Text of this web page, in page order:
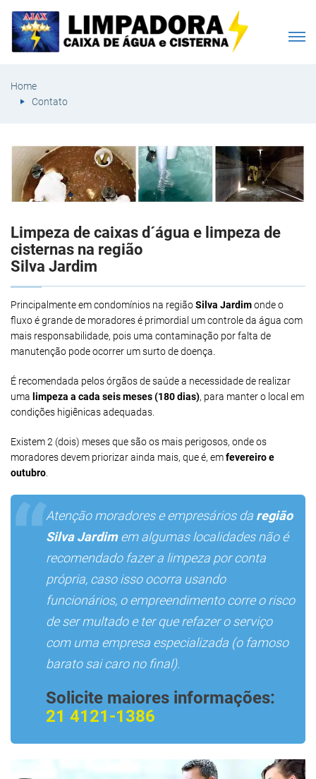
Home
Contato
Limpeza de caixas d´água e limpeza de
cisternas na região
Silva Jardim
Principalmente em condomínios na regiãoSilva Jardimonde o
fluxo é grande de moradores é primordial um controle da água com
mais responsabilidade, pois uma contaminação por falta de
manutenção pode ocorrer um surto de doença.
É recomendada pelos órgãos de saúde a necessidade de realizar
uma limpeza a cada seis meses (180 dias), para manter o local em
condições higiênicas adequadas.
Existem 2 (dois) meses que são os mais perigosos, onde os
moradores devem priorizar ainda mais, que é, emfevereiro e
outubro
Atenção moradores e empresários da região
Silva Jardimem algumas localidades não é
recomendado fazer a limpeza por conta
própria, caso isso ocorra usando
funcionários, o empreendimento corre o risco
de ser multado e ter que refazer o serviço
com uma empresa especializada (o famoso
barato sai caro no final).
Solicite maiores informações:
21 4121-1386